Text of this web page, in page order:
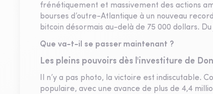
frénétiquement et massivement des actions
bourses d’outre-Atlantique à un nouveau
bitcoin désormais au-delà de 75 000 dollars. Du
Que va-t-il se passer maintenant ?
Les pleins pouvoirs dès l'investiture de
Il n’y a pas photo, la victoire est indiscutable.
populaire, avec une avance de plus de 4,4